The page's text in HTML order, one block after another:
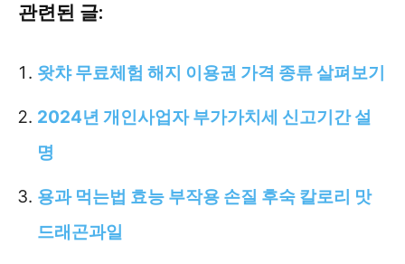
관련된 글:
왓챠 무료체험 해지 이용권 가격 종류 살펴보기
2024년 개인사업자 부가가치세 신고기간 설
명
용과 먹는법 효능 부작용 손질 후숙 칼로리 맛
드래곤과일